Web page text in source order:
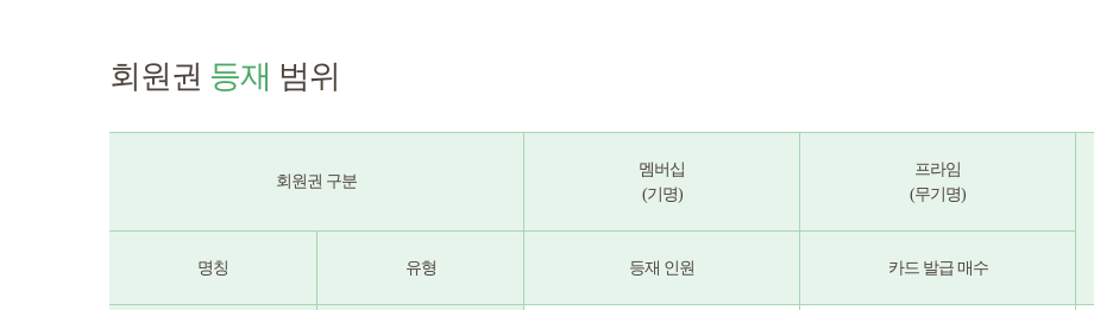
회원권 등재 범위
회원권 구분
멤버십
(기명)
프라임
(무기명)
명칭 유형 등재 인원 카드 발급 매수